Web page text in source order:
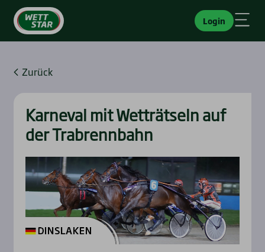
Login
Zurück
Kar­ne­val mit Wett­rät­seln auf
der Trab­renn­bahn